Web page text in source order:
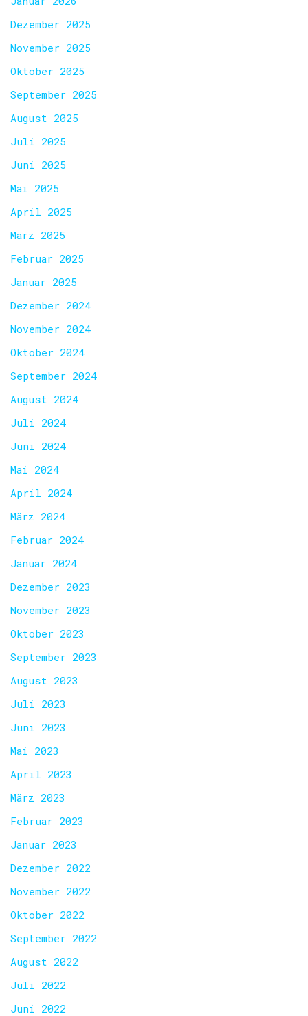
Dezember 2025
November 2025
Oktober 2025
September 2025
August 2025
Juli 2025
Juni 2025
Mai 2025
April 2025
März 2025
Februar 2025
Januar 2025
Dezember 2024
November 2024
Oktober 2024
September 2024
August 2024
Juli 2024
Juni 2024
Mai 2024
April 2024
März 2024
Februar 2024
Januar 2024
Dezember 2023
November 2023
Oktober 2023
September 2023
August 2023
Juli 2023
Juni 2023
Mai 2023
April 2023
März 2023
Februar 2023
Januar 2023
Dezember 2022
November 2022
Oktober 2022
September 2022
August 2022
Juli 2022
Juni 2022